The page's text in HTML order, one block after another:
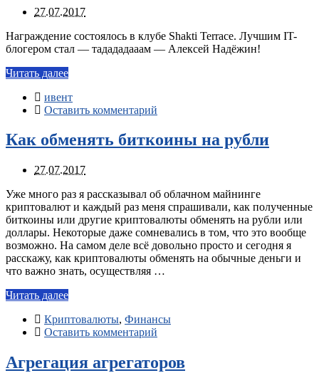
27.07.2017
Награждение состоялось в клубе Shakti Terrace. Лучшим IT-
блогером стал — тадададааам — Алексей Надёжин!
Читать далее
ивент
Оставить комментарий
Как обменять биткоины на рубли
27.07.2017
Уже много раз я рассказывал об облачном майнинге
криптовалют и каждый раз меня спрашивали, как полученные
биткоины или другие криптовалюты обменять на рубли или
доллары. Некоторые даже сомневались в том, что это вообще
возможно. На самом деле всё довольно просто и сегодня я
расскажу, как криптовалюты обменять на обычные деньги и
что важно знать, осуществляя …
Читать далее
Криптовалюты, Финансы
Оставить комментарий
Агрегация агрегаторов